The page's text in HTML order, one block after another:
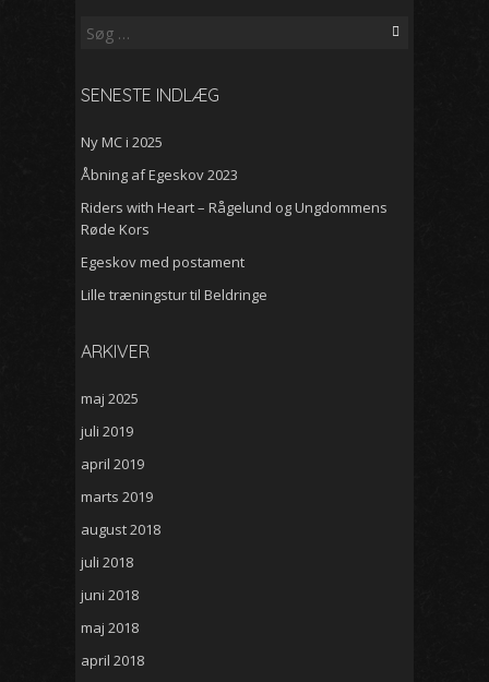
Søg
SENESTE INDLÆG
Ny MC i 2025
Åbning af Egeskov 2023
Riders with Heart – Rågelund og Ungdommens
Røde Kors
Egeskov med postament
Lille træningstur til Beldringe
ARKIVER
maj 2025
juli 2019
april 2019
marts 2019
august 2018
juli 2018
juni 2018
maj 2018
april 2018